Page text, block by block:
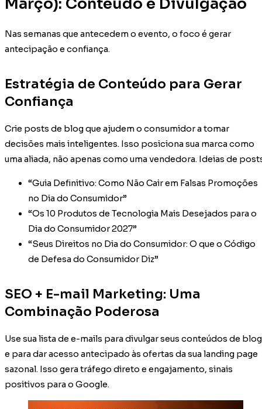
Nas semanas que antecedem o evento, o foco é gerar
antecipação e confiança.
Estratégia de Conteúdo para Gerar
Confiança
Crie posts de blog que ajudem o consumidor a tomar
decisões mais inteligentes. Isso posiciona sua marca como
uma aliada, não apenas como uma vendedora. Ideias de
“Guia Definitivo: Como Não Cair em Falsas Promoções
no Dia do Consumidor”
“Os 10 Produtos de Tecnologia Mais Desejados para o
Dia do Consumidor 2027”
“Seus Direitos no Dia do Consumidor: O que o Código
de Defesa do Consumidor Diz”
SEO + E-mail Marketing: Uma
Combinação Poderosa
Use sua lista de e-mails para divulgar seus conteúdos de blog
e para dar acesso antecipado às ofertas da sua landing page
sazonal. Isso gera tráfego direto e engajamento, sinais
positivos para o Google.